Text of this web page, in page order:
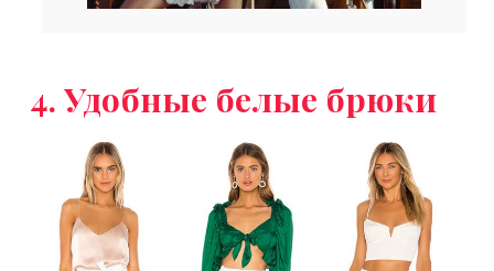
4. Удобные белые брюки